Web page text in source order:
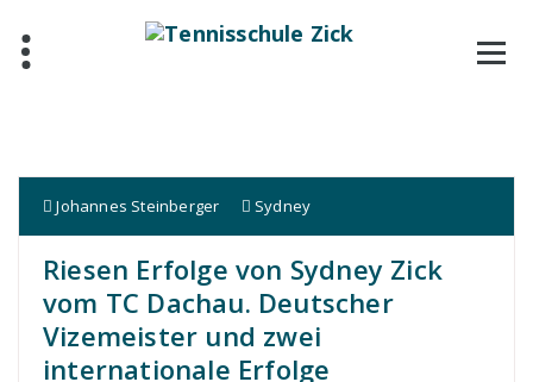
Inhalt
springen
Johannes Steinberger Sydney
Riesen Erfolge von Sydney Zick
vom TC Dachau. Deutscher
Vizemeister und zwei
internationale Erfolge